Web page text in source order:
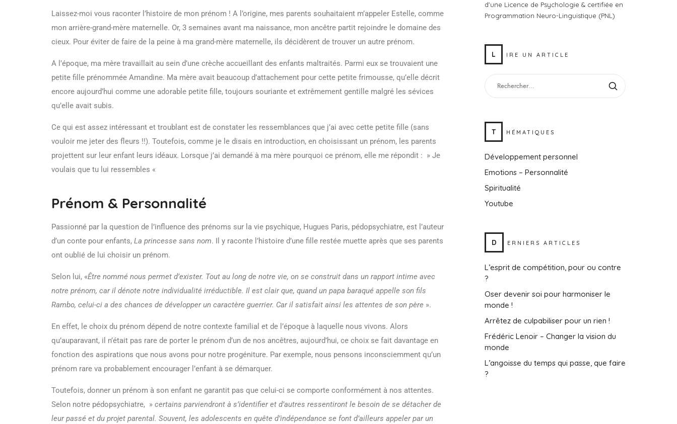
Laissez-moi vous raconter l’histoire de mon prénom ! A l’origine, mes parents souhaitaient m’appeler Estelle, comme
mon arrière-grand-mère maternelle. Or, 3 semaines avant ma naissance, mon ancêtre partit rejoindre le domaine des
cieux. Pour éviter de faire de la peine à ma grand-mère maternelle, ils décidèrent de trouver un autre prénom.
A l’époque, ma mère travaillait au sein d’une crèche accueillant des enfants maltraités. Parmi eux se trouvaient une
petite fille prénommée Amandine. Ma mère avait beaucoup d’attachement pour cette petite frimousse, qu’elle décrit
encore aujourd’hui comme une adorable petite fille, toujours souriante et extrêmement gentille malgré les sévices
qu’elle avait subis.
Ce qui est assez intéressant et troublant est de constater les ressemblances que j’ai avec cette petite fille (sans
vouloir me jeter des fleurs !!). Toutefois, comme je le disais en introduction, en choisissant un prénom, les parents
projettent sur leur enfant leurs idéaux. Lorsque j’ai demandé à ma mère pourquoi ce prénom, elle me répondit : » Je
voulais que tu lui ressembles «
Prénom & Personnalité
Passionné par la question de l’influence des prénoms sur la vie psychique, Hugues Paris, pédopsychiatre, est l’auteur
d’un conte pour enfants, La princesse sans nom. Il y raconte l’histoire d’une fille restée muette après que ses parents
ont oublié de lui choisir un prénom.
Selon lui, «Être nommé nous permet d’exister. Tout au long de notre vie, on se construit dans un rapport intime avec
notre prénom, car il dénote notre individualité irréductible. Il est clair que, quand un papa baraqué appelle son fils
Rambo, celui-ci a des chances de développer un caractère guerrier. Car il satisfait ainsi les attentes de son père ».
En effet, le choix du prénom dépend de notre contexte familial et de l’époque à laquelle nous vivons. Alors
qu’auparavant, il n’était pas rare de porter le prénom d’un de nos ancêtres, aujourd’hui, ce choix se fait davantage en
fonction des aspirations que nous avons pour notre progéniture. Par exemple, nous pensons inconsciemment qu’un
prénom rare va probablement encourager l’enfant à se démarquer.
Toutefois, donner un prénom à son enfant ne garantit pas que celui-ci se comporte conformément à nos attentes.
Selon notre pédopsychiatre, » certains parviendront à s’identifier et d’autres ressentiront le besoin de se détacher de
leur passé et du projet parental. Souvent, les adolescents en quête d’indépendance se font d’ailleurs appeler par un
d'une Licence de Psychologie & certifiée en
Programmation Neuro-Linguistique (PNL)
L IRE UN ARTICLE
T HÉMATIQUES
Développement personnel
Emotions – Personnalité
Spiritualité
Youtube
D ERNIERS ARTICLES
L’esprit de compétition, pour ou contre
?
Oser devenir soi pour harmoniser le
monde !
Arrêtez de culpabiliser pour un rien !
Frédéric Lenoir – Changer la vision du
monde
L’angoisse du temps qui passe, que faire
?